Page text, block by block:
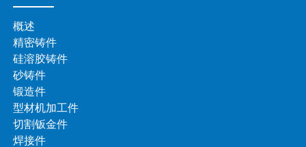
概述
精密铸件
硅溶胶铸件
砂铸件
锻造件
型材机加工件
切割钣金件
焊接件